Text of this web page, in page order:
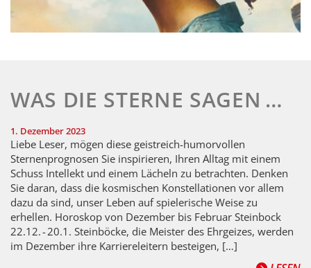
WAS DIE STERNE SAGEN …
1. Dezember 2023
Liebe Leser, mögen diese geistreich-humorvollen
Sternenprognosen Sie inspirieren, Ihren Alltag mit einem
Schuss Intellekt und einem Lächeln zu betrachten. Denken
Sie daran, dass die kosmischen Konstellationen vor allem
dazu da sind, unser Leben auf spielerische Weise zu
erhellen. Horoskop von Dezember bis Februar Steinbock
22.12. - 20.1. Steinböcke, die Meister des Ehrgeizes, werden
im Dezember ihre Karriereleitern besteigen, […]